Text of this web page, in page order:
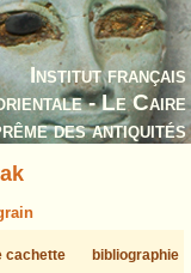
Institut français
- Le Caire
des antiquités
cachette
bibliographie